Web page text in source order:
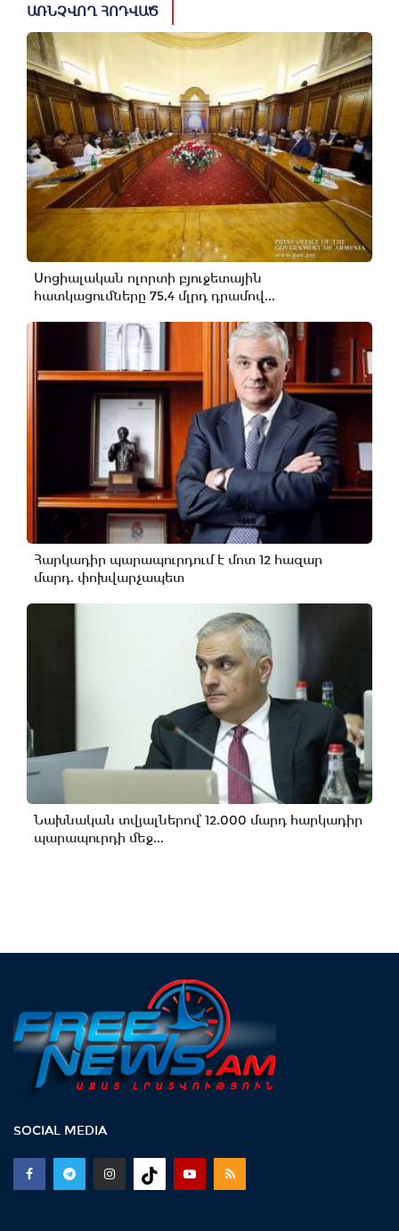
ԱՌՆՉՎՈՂ ՀՈԴՎԱԾ
Սոցիալական ոլորտի բյուջետային
հատկացումները 75,4 մլրդ դրամով...
Հարկադիր պարապուրդում է մոտ 12 հազար
մարդ. փոխվարչապետ
Նախնական տվյալներով՝ 12.000 մարդ հարկադիր
պարապուրդի մեջ...
SOCIAL MEDIA